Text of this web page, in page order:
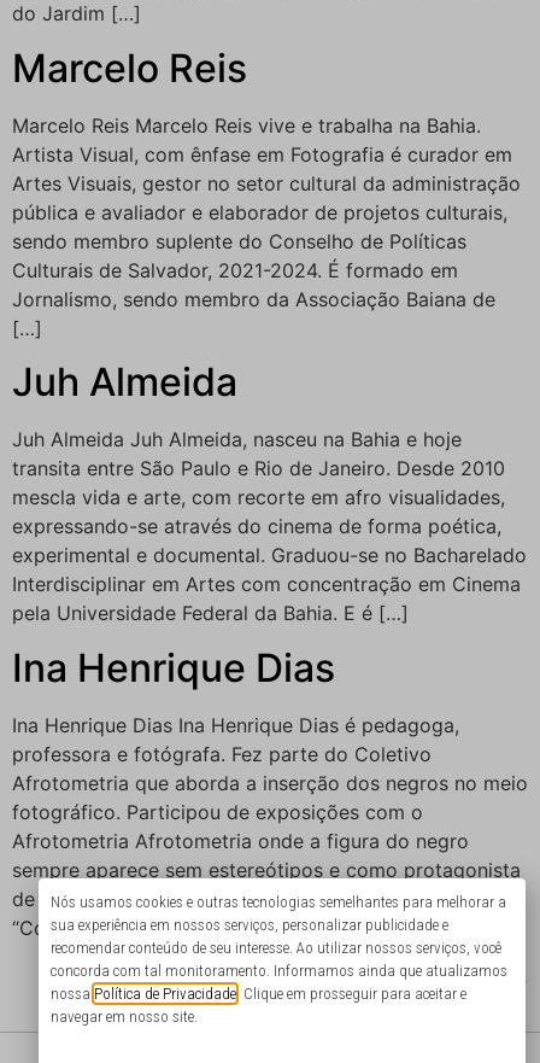
do Jardim […]
Marcelo Reis
Marcelo Reis Marcelo Reis vive e trabalha na Bahia.
Artista Visual, com ênfase em Fotografia é curador em
Artes Visuais, gestor no setor cultural da administração
pública e avaliador e elaborador de projetos culturais,
sendo membro suplente do Conselho de Políticas
Culturais de Salvador, 2021-2024. É formado em
Jornalismo, sendo membro da Associação Baiana de
[…]
Juh Almeida
Juh Almeida Juh Almeida, nasceu na Bahia e hoje
transita entre São Paulo e Rio de Janeiro. Desde 2010
mescla vida e arte, com recorte em afro visualidades,
expressando-se através do cinema de forma poética,
experimental e documental. Graduou-se no Bacharelado
Interdisciplinar em Artes com concentração em Cinema
pela Universidade Federal da Bahia. E é […]
Ina Henrique Dias
Ina Henrique Dias Ina Henrique Dias é pedagoga,
professora e fotógrafa. Fez parte do Coletivo
Afrotometria que aborda a inserção dos negros no meio
fotográfico. Participou de exposições com o
Afrotometria Afrotometria onde a figura do negro
sempre aparece sem estereótipos e como protagonista
de suas narrativas. Ina foi uma das vencedoras do
“Concurso Fotográfico […]
Próximo →
Nós usamos cookies e outras tecnologias semelhantes para melhorar a
sua experiência em nossos serviços, personalizar publicidade e
recomendar conteúdo de seu interesse. Ao utilizar nossos serviços, você
concorda com tal monitoramento. Informamos ainda que atualizamos
nossaPolítica de Privacidade . Clique em prosseguir para aceitar e
navegar em nosso site.